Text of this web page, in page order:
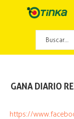
GANA DIARIO
https://